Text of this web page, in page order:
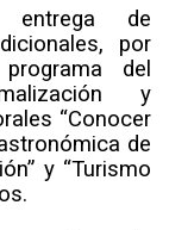
de
por
del
y
“Conocer
de
y “Turismo